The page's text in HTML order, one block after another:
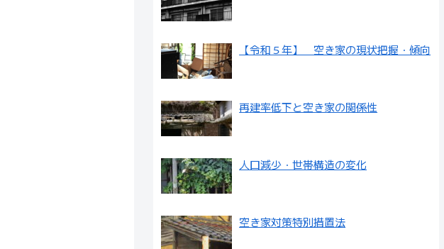
【令和５年】 空き家の現状把握・傾向
再建率低下と空き家の関係性
人口減少・世帯構造の変化
空き家対策特別措置法